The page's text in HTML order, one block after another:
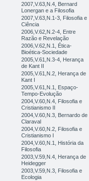
2007,V.63,N.4, Bernard
Lonergan e a Filosofia
2007,V.63,N.1-3, Filosofia e
Ciência
2006,V.62,N.2-4, Entre
Razão e Revelação
2006,V.62,N.1, Ética-
Bioética-Sociedade
2005,V.61,N.3-4, Herança
de Kant II
2005,V.61,N.2, Herança de
Kant I
2005,V.61,N.1, Espaço-
Tempo-Evolução
2004,V.60,N.4, Filosofia e
Cristianismo II
2004,V.60,N.3, Bernardo de
Claraval
2004,V.60,N.2, Filosofia e
Cristianismo I
2004,V.60,N.1, História da
Filosofia
2003,V.59,N.4, Herança de
Heidegger
2003,V.59,N.3, Filosofia e
Ecologia